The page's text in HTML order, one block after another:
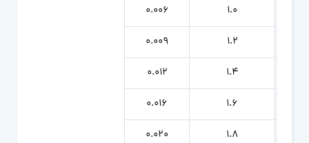
1.0
0.006
1.2
0.009
1.4
0.012
1.6
0.016
1.8
0.020